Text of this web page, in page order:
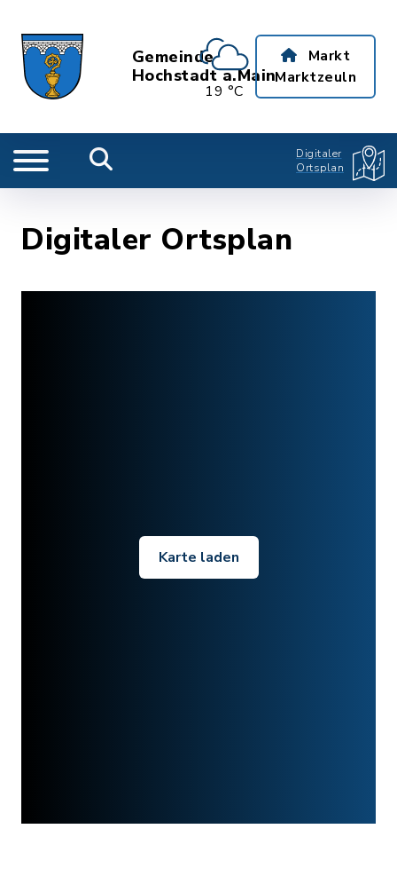
Gemeinde
Hochstadt a.Main
19 °C
Markt
Marktzeuln
Digitaler
Ortsplan
Digitaler Ortsplan
Karte laden